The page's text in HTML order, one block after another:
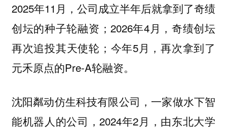
2025年11月，公司成立半年后就拿到了奇绩
创坛的种子轮融资；2026年4月，奇绩创坛
再次追投其天使轮；今年5月，再次拿到了
元禾原点的Pre-A轮融资。
沈阳粼动仿生科技有限公司，一家做水下智
能机器人的公司，2024年2月，由东北大学